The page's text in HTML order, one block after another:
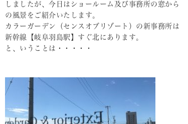
しましたが、今日はショールーム及び事務所の窓から
の風景をご紹介いたします。
カラーガーデン（センスオブリゾート）の新事務所は
新幹線【岐阜羽島駅】すぐ北にあります。
と、いうことは・・・・・